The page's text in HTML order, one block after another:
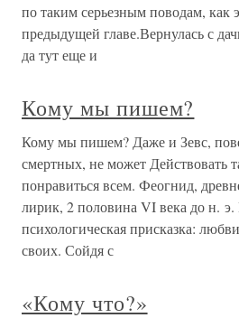
по таким серьезным поводам, как
предыдущей главе.Вернулась с
да тут еще и
Кому мы пишем?
Кому мы пишем? Даже и Зевс,
смертных, не может Действовать
понравиться всем. Феогнид,
лирик, 2 половина VI века до н. э.
психологическая присказка:
своих. Сойдя с
«Кому что?»